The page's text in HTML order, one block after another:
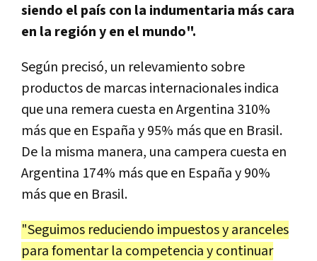
siendo el país con la indumentaria más cara
en la región y en el mundo".
Según precisó, un relevamiento sobre
productos de marcas internacionales indica
que una remera cuesta en Argentina 310%
más que en España y 95% más que en Brasil.
De la misma manera, una campera cuesta en
Argentina 174% más que en España y 90%
más que en Brasil.
"Seguimos reduciendo impuestos y aranceles
para fomentar la competencia y continuar